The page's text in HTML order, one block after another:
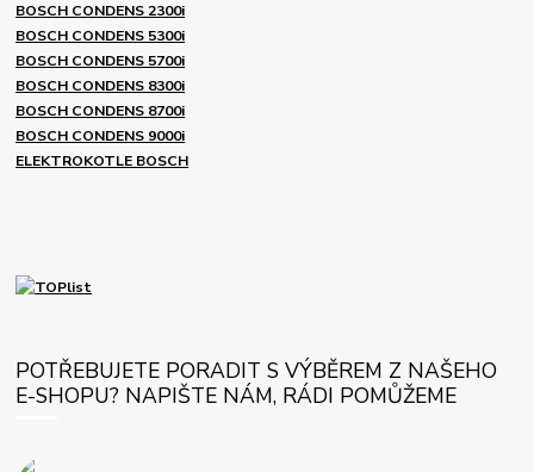
BOSCH CONDENS 2300i
BOSCH CONDENS 5300i
BOSCH CONDENS 5700i
BOSCH CONDENS 8300i
BOSCH CONDENS 8700i
BOSCH CONDENS 9000i
ELEKTROKOTLE BOSCH
POTŘEBUJETE PORADIT S VÝBĚREM Z NAŠEHO
E-SHOPU? NAPIŠTE NÁM, RÁDI POMŮŽEME